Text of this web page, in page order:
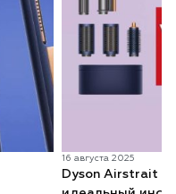
16 августа 2025
Dyson Airstrait